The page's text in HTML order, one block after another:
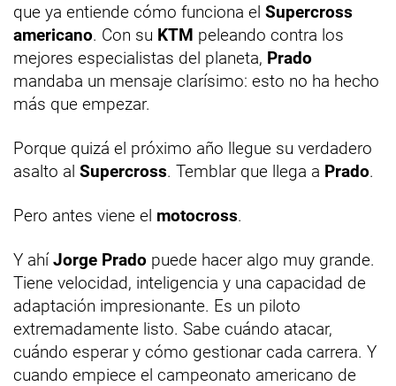
que ya entiende cómo funciona el Supercross
americano. Con su KTM peleando contra los
mejores especialistas del planeta, Prado
mandaba un mensaje clarísimo: esto no ha hecho
más que empezar.
Porque quizá el próximo año llegue su verdadero
asalto al Supercross. Temblar que llega a Prado.
Pero antes viene el motocross.
Y ahíJorge Prado puede hacer algo muy grande.
Tiene velocidad, inteligencia y una capacidad de
adaptación impresionante. Es un piloto
extremadamente listo. Sabe cuándo atacar,
cuándo esperar y cómo gestionar cada carrera. Y
cuando empiece el campeonato americano de